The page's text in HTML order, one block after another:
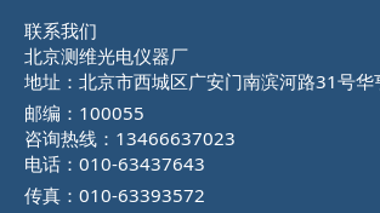
联系我们
北京测维光电仪器厂
地址：北京市西城区广安门南滨河路31号
邮编：100055
咨询热线：13466637023
电话：010-63437643
传真：010-63393572